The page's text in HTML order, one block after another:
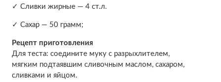
✓ Сливки жирные — 4 ст.л.
✓ Сахар — 50 грамм;
Рецепт приготовления
Для теста: соедините муку с разрыхлителем,
мягким подтаявшим сливочным маслом, сахаром,
сливками и яйцом.